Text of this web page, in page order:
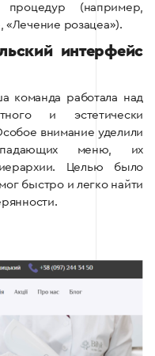
(например,
«Лечение розацеа»).
интерфейс
команда работала над
и эстетически
внимание уделили
меню, их
Целью было
быстро и легко найти